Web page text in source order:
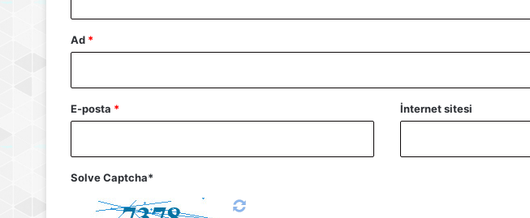
Ad *
E-posta * İnternet sitesi
Solve Captcha*